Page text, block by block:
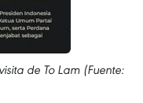
de To Lam (Fuente: